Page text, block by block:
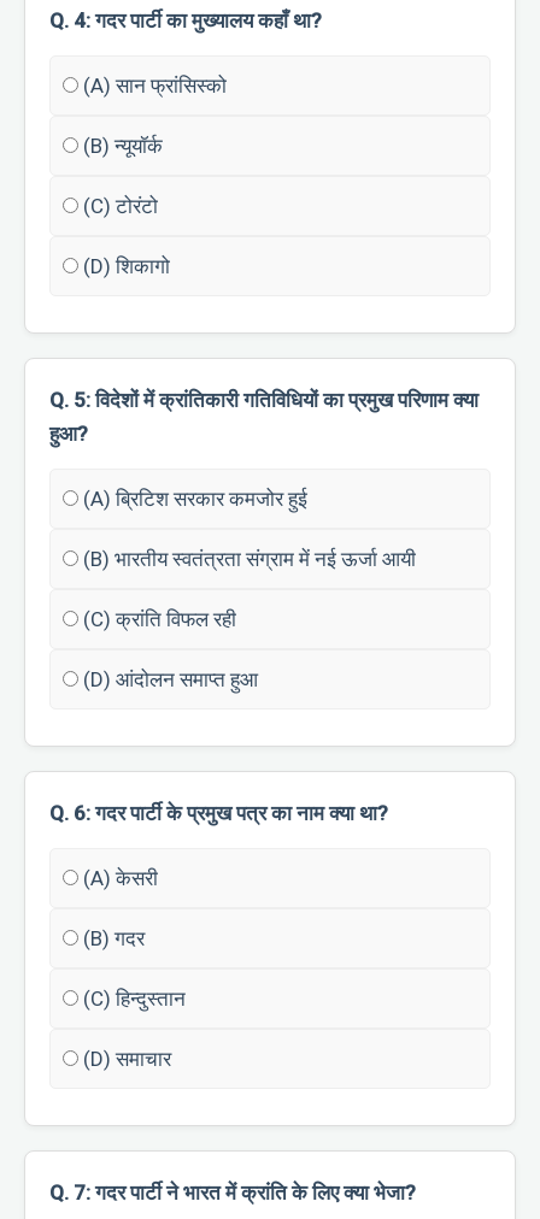
Q. 4: गदर पार्टी का मुख्यालय कहाँ था?
(A) सान फ्रांसिस्को
(B) न्यूयॉर्क
(C) टोरंटो
(D) शिकागो
Q. 5: विदेशों में क्रांतिकारी गतिविधियों का प्रमुख परिणाम क्या
हुआ?
(A) ब्रिटिश सरकार कमजोर हुई
(B) भारतीय स्वतंत्रता संग्राम में नई ऊर्जा आयी
(C) क्रांति विफल रही
(D) आंदोलन समाप्त हुआ
Q. 6: गदर पार्टी के प्रमुख पत्र का नाम क्या था?
(A) केसरी
(B) गदर
(C) हिन्दुस्तान
(D) समाचार
Q. 7: गदर पार्टी ने भारत में क्रांति के लिए क्या भेजा?